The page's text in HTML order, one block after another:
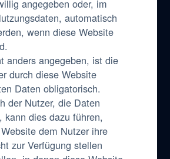
angegeben oder, im
automatisch
wenn diese Website
anders angegeben, ist die
durch diese Website
Daten obligatorisch.
der Nutzer, die Daten
kann dies dazu führen,
dem Nutzer ihre
zur Verfügung stellen